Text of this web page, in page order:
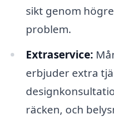
sikt genom
problem.
Extraservice:
erbjuder extra
räcken, och